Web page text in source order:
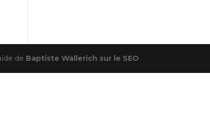
de Baptiste Wallerich sur le SEO